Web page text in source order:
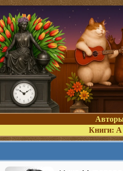
Книги: А